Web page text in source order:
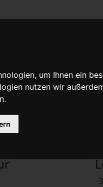
um Ihnen ein
nutzen wir